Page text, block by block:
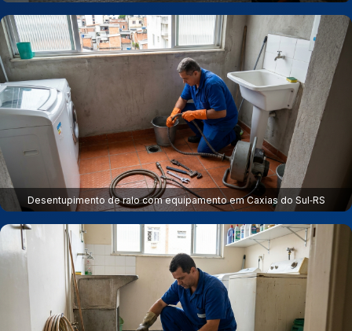
Desentupimento de ralo com equipamento em Caxias do Sul‑RS